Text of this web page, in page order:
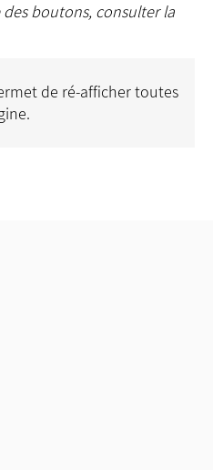
boutons, consulter la
de ré-afficher toutes